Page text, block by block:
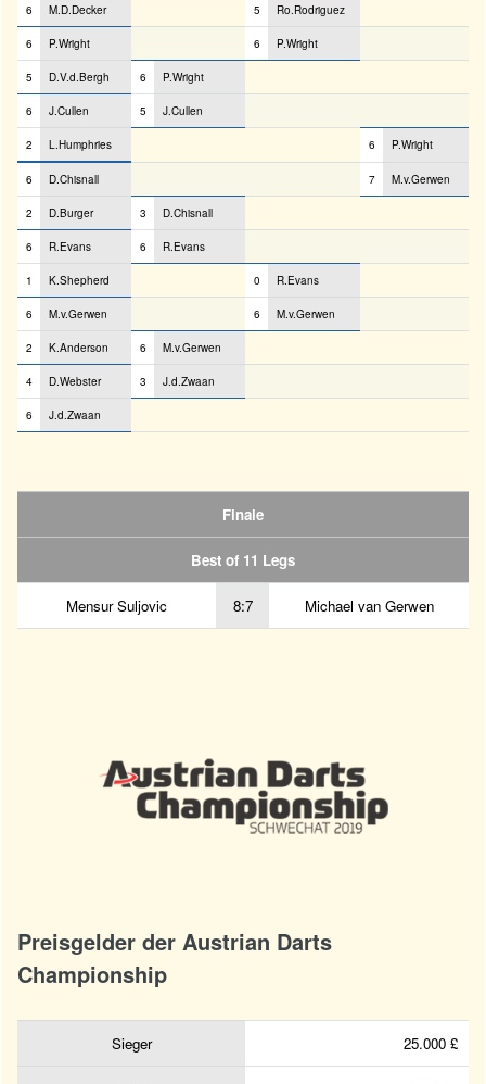
6 M.D.Decker 5 Ro.Rodriguez
6 P.Wright 6 P.Wright
5 D.V.d.Bergh 6 P.Wright
6 J.Cullen 5 J.Cullen
2 L.Humphries 6 P.Wright
6 D.Chisnall 7 M.v.Gerwen
2 D.Burger 3 D.Chisnall
6 R.Evans 6 R.Evans
1 K.Shepherd 0 R.Evans
6 M.v.Gerwen 6 M.v.Gerwen
2 K.Anderson 6 M.v.Gerwen
4 D.Webster 3 J.d.Zwaan
6 J.d.Zwaan
Finale
Best of 11 Legs
Mensur Suljovic 8:7 Michael van Gerwen
Preisgelder der Austrian Darts
Championship
Sieger 25.000 £